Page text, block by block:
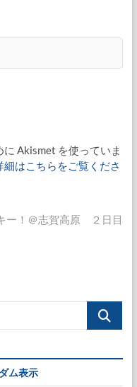
Akismet を使っていま
はこちらをご覧くださ
ー！＠志賀高原 ２日目
ム表示